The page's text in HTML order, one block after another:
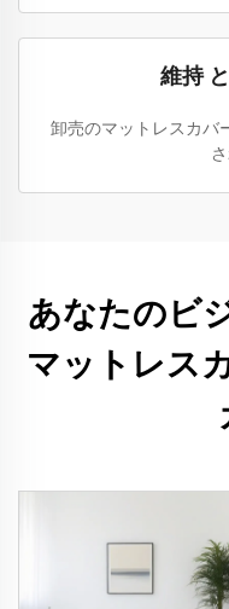
維持
卸売のマットレスカバ
あなたのビ
マットレス